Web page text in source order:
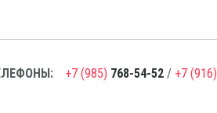
+7 (985) 768-54-52 / +7 (916)